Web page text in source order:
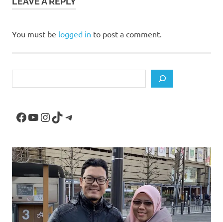
Raspberry
You must be logged in to post a comment.
Facebook
YouTube
Instagram
TikTokTelegram